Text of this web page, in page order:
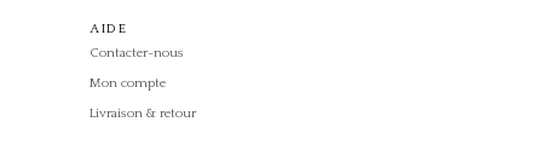
AIDE
Contacter-nous
Mon compte
Livraison & retour